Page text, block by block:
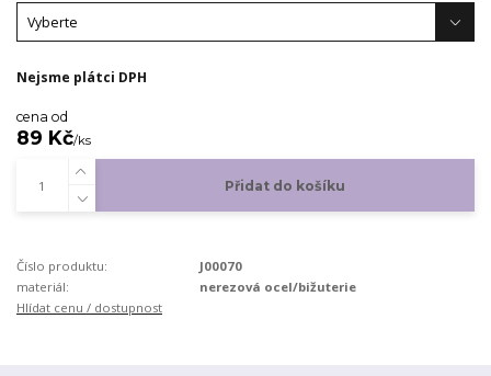
Nejsme plátci DPH
cena od
89 Kč/ks
Přidat do košíku
Číslo produktu:
J00070
materiál:
nerezová ocel/bižuterie
Hlídat cenu / dostupnost